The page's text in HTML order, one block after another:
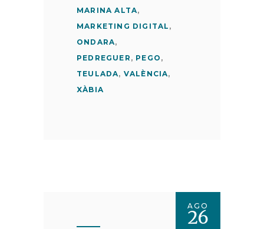
MARINA ALTA,
MARKETING DIGITAL ,
ONDARA,
PEDREGUER , PEGO ,
TEULADA, VALÈNCIA,
XÀBIA
AGO
26